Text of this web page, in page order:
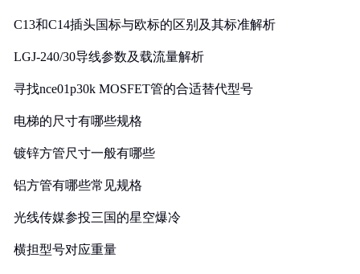
C13和C14插头国标与欧标的区别及其标准解析
LGJ-240/30导线参数及载流量解析
寻找nce01p30k MOSFET管的合适替代型号
电梯的尺寸有哪些规格
镀锌方管尺寸一般有哪些
铝方管有哪些常见规格
光线传媒参投三国的星空爆冷
横担型号对应重量